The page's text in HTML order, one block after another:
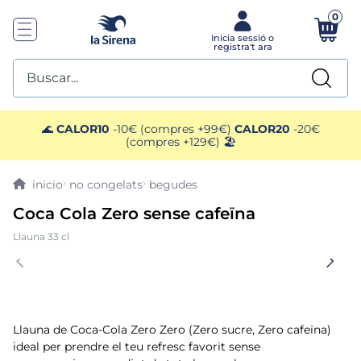
0
Buscar...
🌊 CALOR10 -10€ (compres +99€) CALOR20 -20€
(compres +129€) 🏖️
no congelats begudes
Coca Cola Zero sense cafeïna
Llauna 33 cl
Llauna de Coca-Cola Zero Zero (Zero sucre, Zero cafeïna)
ideal per prendre el teu refresc favorit sense
TOP SEARCHES
1. mariscos
3. menus
5 calamar sirena